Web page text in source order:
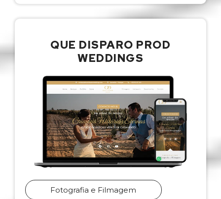
QUE DISPARO PROD
WEDDINGS
Fotografia e Filmagem